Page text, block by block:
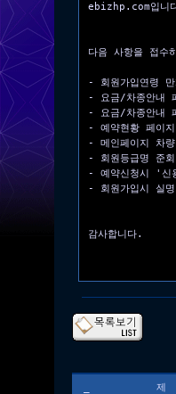
ebizhp.com입니
다음 사항을 접수
- 회원가입연령
- 요금/차종안내
- 요금/차종안내
- 예약현황 페이
- 메인페이지 차
- 회원등급명 준
- 예약신청시 '신
- 회원가입시 실
감사합니다.